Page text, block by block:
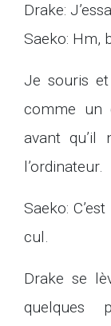
Drake:
Saeko: Hm,
Je souris
comme un
avant
l’ordinateur.
Saeko:
cul.
Drake se
quelques